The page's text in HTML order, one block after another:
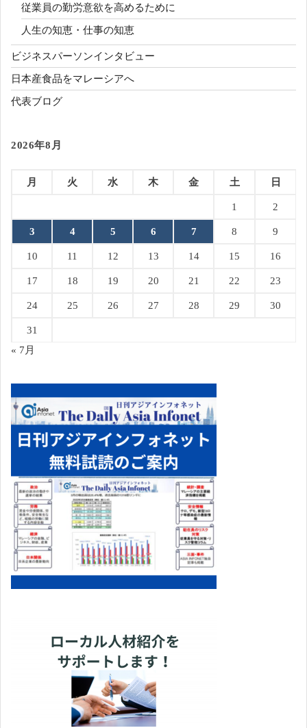
従業員の勤労意欲を高めるために
人生の知恵・仕事の知恵
ビジネスパーソンインタビュー
日本産食品をマレーシアへ
代表ブログ
2026年8月
月 火 水 木 金 土 日
1 2
3 4 5 6 7 8 9
10 11 12 13 14 15 16
17 18 19 20 21 22 23
24 25 26 27 28 29 30
31
« 7月